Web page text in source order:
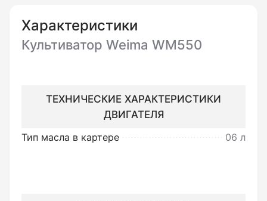
максимальная глубина - 26 см. Ширина
обработки - 54 см.
Рычаг регулировки оборотов двигателя
работы в зависимости от поставленной
Характеристики
Культиватор Weima WM550
ТЕХНИЧЕСКИЕ ХАРАКТЕРИСТИКИ
ДВИГАТЕЛЯ
Тип масла в картере
06 л